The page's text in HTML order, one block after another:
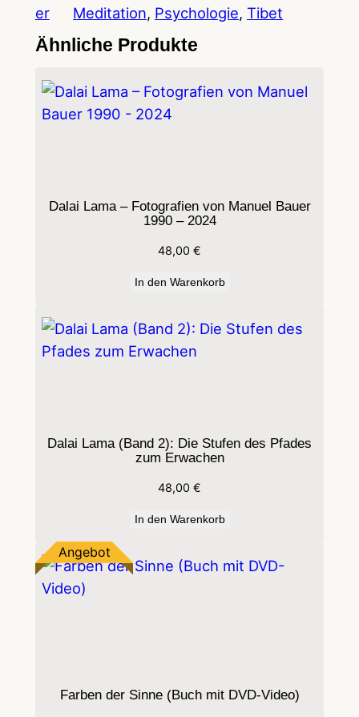
A
Y
A
A
A
S
g
er
Meditation, Psychologie, Tibet
Ähnliche Produkte
Dalai Lama – Fotografien von Manuel Bauer
1990 – 2024
48,00 €
In den Warenkorb
Dalai Lama (Band 2): Die Stufen des Pfades
zum Erwachen
48,00 €
In den Warenkorb
AngebotProdukt
im
Farben der Sinne (Buch mit DVD-Video)